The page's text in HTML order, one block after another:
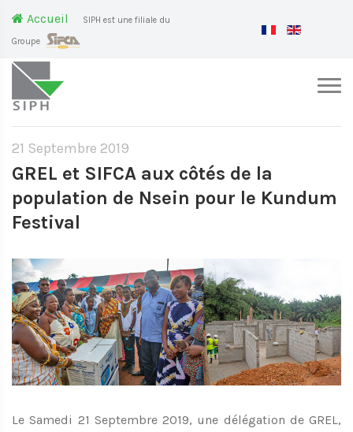
Accueil SIPH est une filiale du
Groupe
21 Septembre 2019
GREL et SIFCA aux côtés de la
population de Nsein pour le Kundum
Festival
Le Samedi 21 Septembre 2019, une délégation de GREL,